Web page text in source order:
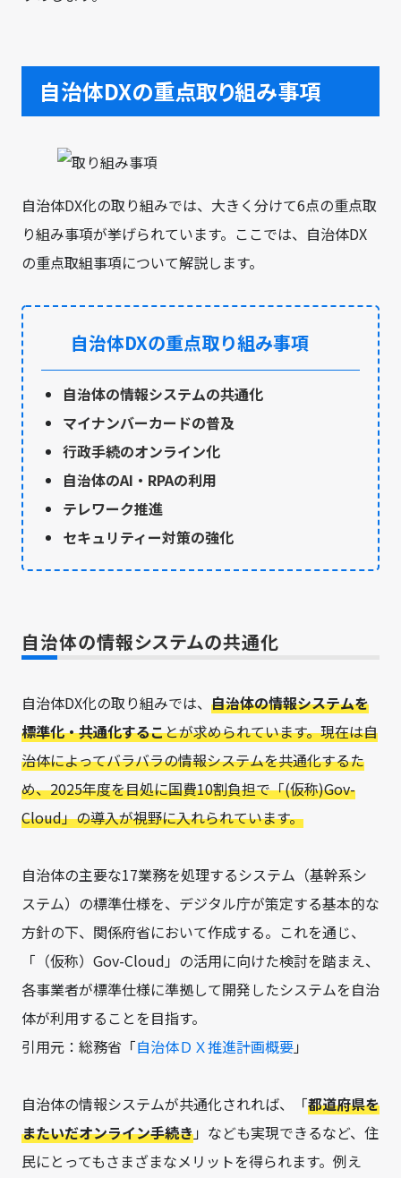
自治体DXの重点取り組み事項
自治体DX化の取り組みでは、大きく分けて6点の重点取
り組み事項が挙げられています。ここでは、自治体DX
の重点取組事項について解説します。
自治体DXの重点取り組み事項
自治体の情報システムの共通化
マイナンバーカードの普及
行政手続のオンライン化
自治体のAI・RPAの利用
テレワーク推進
セキュリティー対策の強化
自治体の情報システムの共通化
自治体DX化の取り組みでは、 自治体の情報システムを
標準化・共通化することが求められています。現在は自
治体によってバラバラの情報システムを共通化するた
め、2025年度を目処に国費10割負担で「(仮称)Gov-
Cloud」の導入が視野に入れられています。
自治体の主要な17業務を処理するシステム（基幹系シ
ステム）の標準仕様を、デジタル庁が策定する基本的な
方針の下、関係府省において作成する。これを通じ、
「（仮称）Gov-Cloud」の活用に向けた検討を踏まえ、
各事業者が標準仕様に準拠して開発したシステムを自治
体が利用することを目指す。
引用元：総務省「自治体ＤＸ推進計画概要」
自治体の情報システムが共通化されれば、「都道府県を
またいだオンライン手続き」なども実現できるなど、住
民にとってもさまざまなメリットを得られます。例え